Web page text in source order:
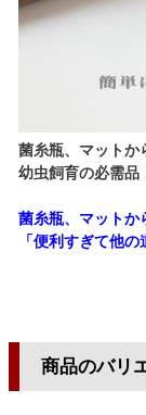
菌糸瓶、マットか
幼虫飼育の必需品
菌糸瓶、マットか
「便利すぎて他
商品のバリ